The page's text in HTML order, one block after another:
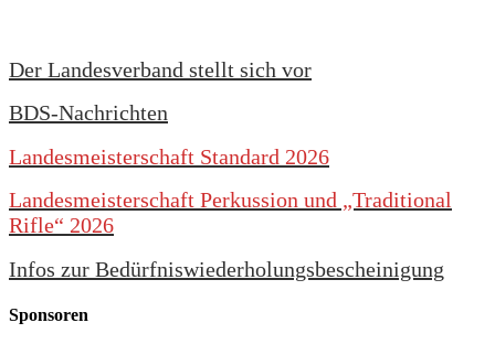
Der Landesverband stellt sich vor
BDS-Nachrichten
Landesmeisterschaft Standard 2026
Landesmeisterschaft Perkussion und „Traditional
Rifle“ 2026
Infos zur Bedürfniswiederholungsbescheinigung
Sponsoren